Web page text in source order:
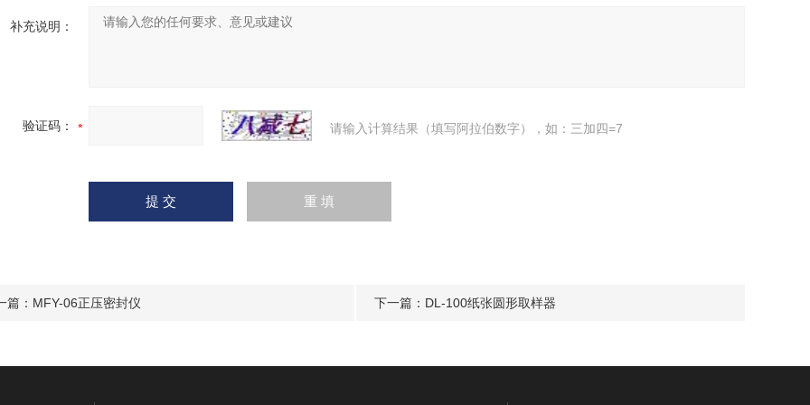
补充说明：
验证码： 请输入计算结果（填写阿拉伯数字），如：三加四=7
篇： MFY-06正压密封仪 下一篇： DL-100纸张圆形取样器